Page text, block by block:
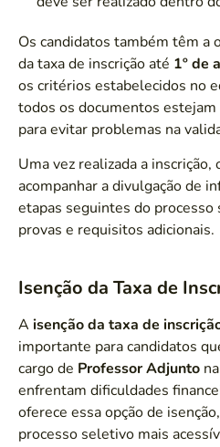
Os candidatos também têm a
da taxa de inscrição até 1º de
os critérios estabelecidos no
todos os documentos
para evitar problemas na
Uma vez realizada a
acompanhar a divulgação de
etapas seguintes do processo
provas e requisitos adicionais.
Isenção da Taxa de
A isenção da taxa de
importante para candidatos
cargo de Professor Adjunto
enfrentam dificuldades
oferece essa opção de
processo seletivo mais